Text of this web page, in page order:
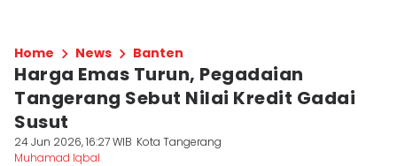
Home News Banten
Harga Emas Turun, Pegadaian
Tangerang Sebut Nilai Kredit Gadai
Susut
24 Jun 2026, 16:27 WIB Kota Tangerang
Muhamad Iqbal